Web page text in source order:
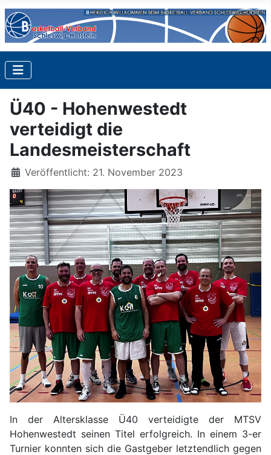
Ü40 - Hohenwestedt
verteidigt die
Landesmeisterschaft
Details
Veröffentlicht: 21. November 2023
In der Altersklasse Ü40 verteidigte der MTSV
Hohenwestedt seinen Titel erfolgreich. In einem 3-er
Turnier konnten sich die Gastgeber letztendlich gegen